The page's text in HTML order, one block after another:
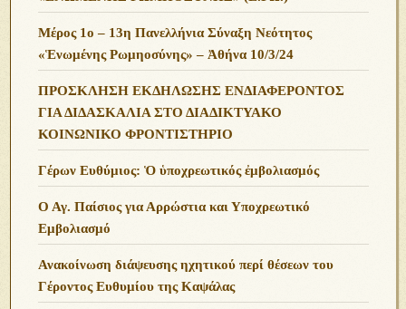
Μέρος 1ο – 13η Πανελλήνια Σύναξη Νεότητος
«Ἑνωμένης Ρωμηοσύνης» – Ἀθήνα 10/3/24
ΠΡΟΣΚΛΗΣΗ ΕΚΔΗΛΩΣΗΣ ΕΝΔΙΑΦΕΡΟΝΤΟΣ
ΓΙΑ ΔΙΔΑΣΚΑΛΙΑ ΣΤΟ ΔΙΑΔΙΚΤΥΑΚΟ
ΚΟΙΝΩΝΙΚΟ ΦΡΟΝΤΙΣΤΗΡΙΟ
Γέρων Ευθύμιος: Ὁ ὑποχρεωτικός ἐμβολιασμός
Ο Αγ. Παίσιος για Αρρώστια και Υποχρεωτικό
Εμβολιασμό
Ανακοίνωση διάψευσης ηχητικού περί θέσεων του
Γέροντος Ευθυμίου της Καψάλας